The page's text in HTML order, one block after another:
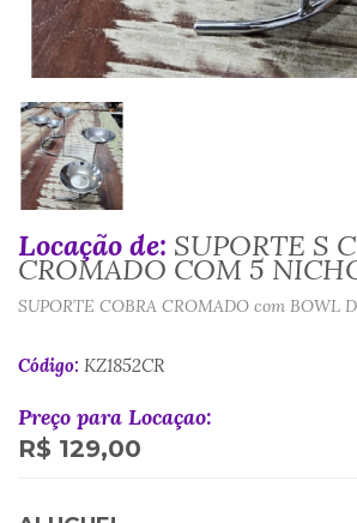
Locação de: SUPORTE S
CROMADO COM 5
SUPORTE COBRA CROMADO com BOWL
Código: KZ1852CR
Preço para Locaçao:
R$ 129,00